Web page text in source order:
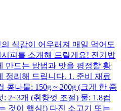
식감이 어우러져 매일 먹어도
피를 소개해 드릴게요! 전기밥
만드는 방법과 맛을 평정할 황
정리해 드립니다. 1. 준비 재료
콩나물: 150g ~ 200g (크게 한 줌
2~3개 (취향껏 조절) 물: 1.8컵
것이 핵심!) 다진 소고기 또는